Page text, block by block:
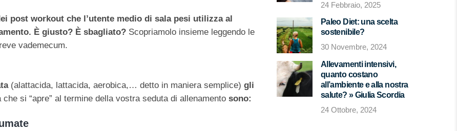
post workout che l’utente medio di sala pesi utilizza al
È giusto? È sbagliato? Scopriamolo insieme leggendo le
vademecum.
(alattacida, lattacida, aerobica,… detto in maniera semplice) gli
si “apre” al termine della vostra seduta di allenamento sono:
24 Febbraio, 2025
Paleo Diet: una scelta
sostenibile?
30 Novembre, 2024
Allevamenti intensivi,
quanto costano
all’ambiente e alla nostra
salute? » Giulia Scordia
24 Ottobre, 2024